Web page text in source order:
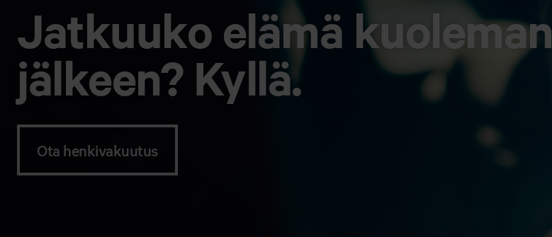
Jatkuuko elämä kuoleman
jälkeen? Kyllä.
Ota henkivakuutus